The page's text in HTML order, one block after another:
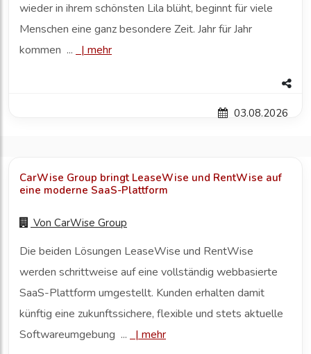
wieder in ihrem schönsten Lila blüht, beginnt für viele
Menschen eine ganz besondere Zeit. Jahr für Jahr
kommen ...
| mehr
03.08.2026
CarWise Group bringt LeaseWise und RentWise auf
eine moderne SaaS-Plattform
Von CarWise Group
Die beiden Lösungen LeaseWise und RentWise
werden schrittweise auf eine vollständig webbasierte
SaaS-Plattform umgestellt. Kunden erhalten damit
künftig eine zukunftssichere, flexible und stets aktuelle
Softwareumgebung ...
| mehr